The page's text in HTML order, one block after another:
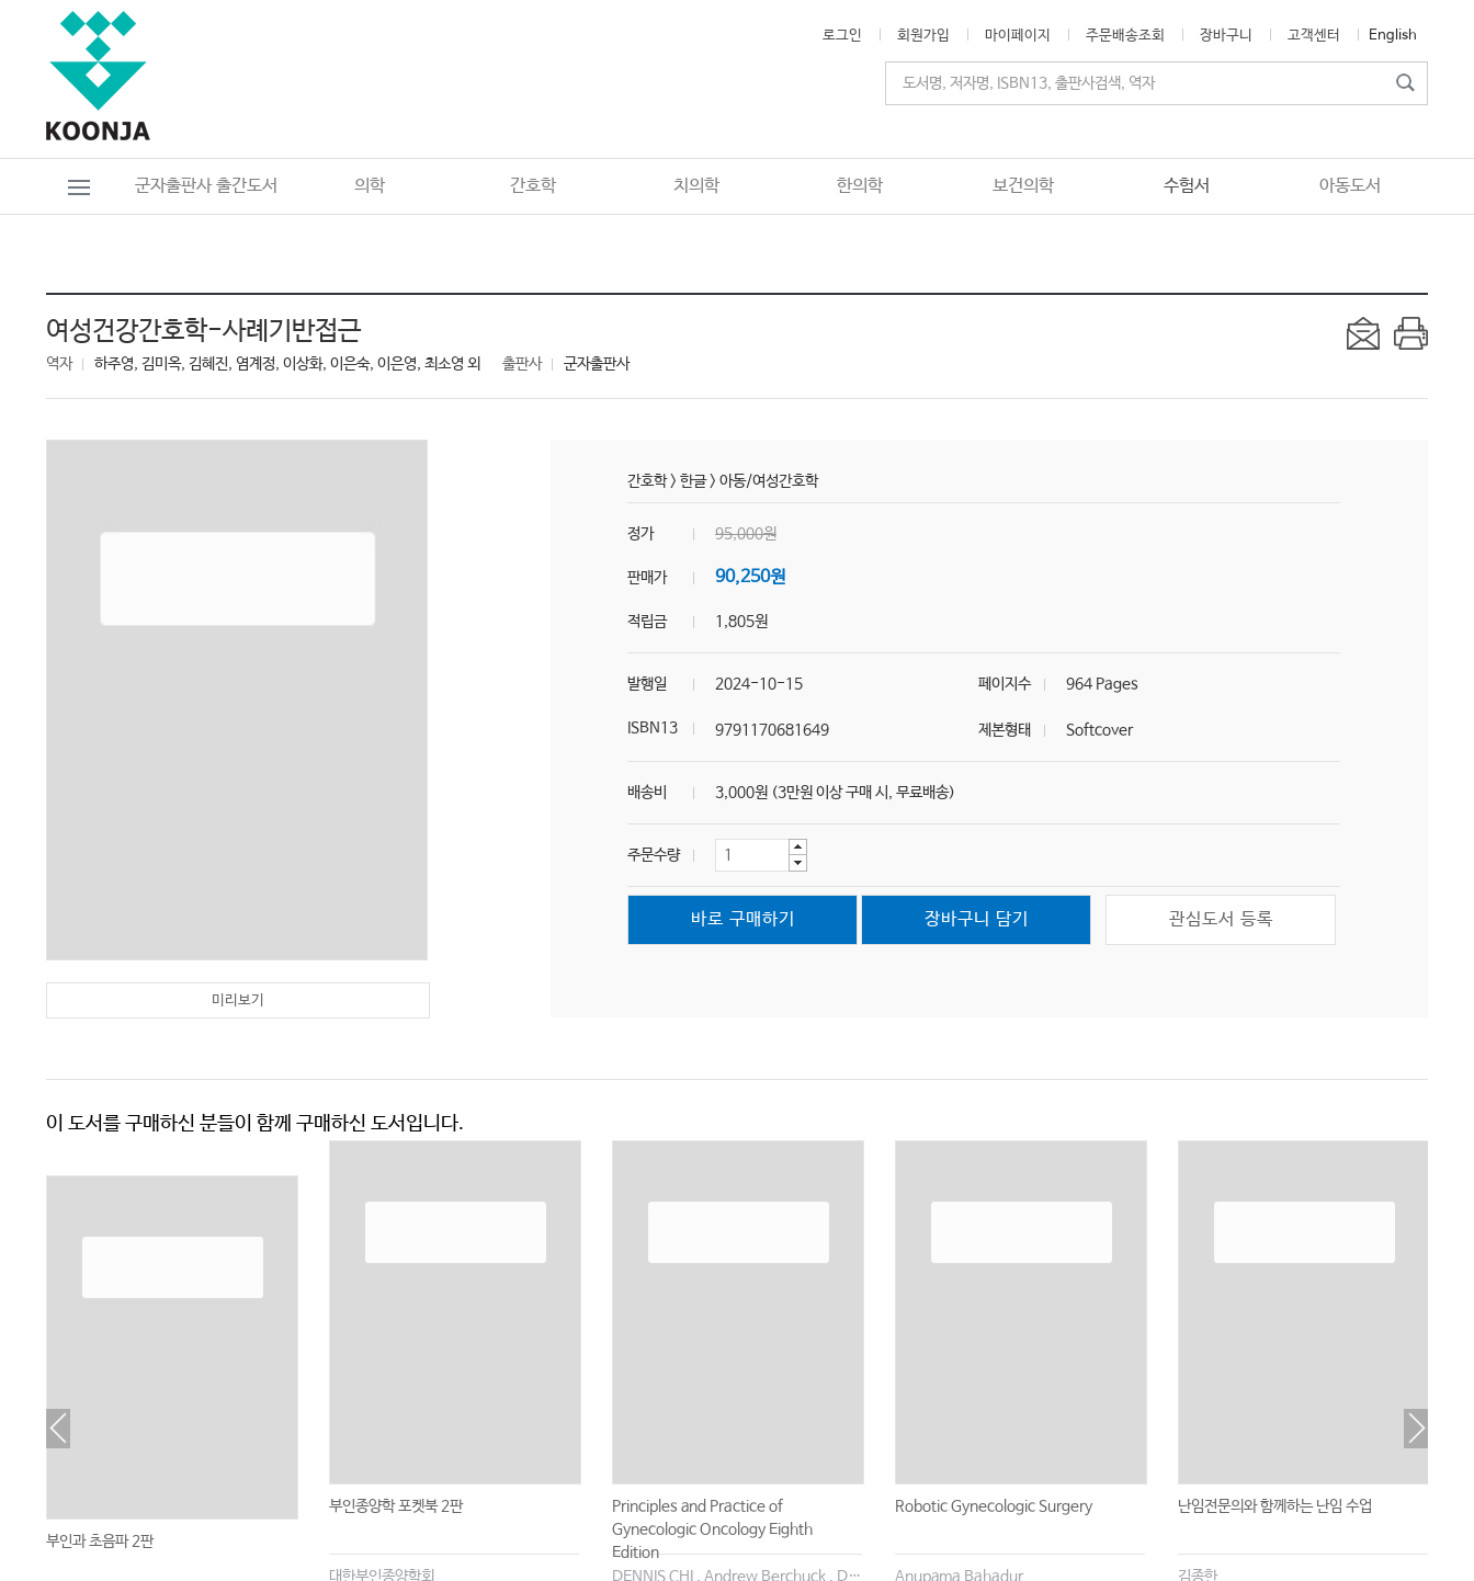
로그인 회원가입 마이페이지 주문배송조회 장바구니 고객센터 English
군자출판사 출간도서 의학 간호학 치의학 한의학 보건의학 수험서 아동도서
여성건강간호학-사례기반접근
역자 하주영, 김미옥, 김혜진, 염계정, 이상화, 이은숙, 이은영, 최소영 외 출판사 군자출판사
미리보기
간호학> 한글> 아동/여성간호학
정가 95,000원
판매가 90,250원
적립금 1,805원
발행일 2024-10-15 페이지수 964 Pages
ISBN13 9791170681649 제본형태 Softcover
배송비 3,000원 (3만원 이상 구매 시, 무료배송)
주문수량
바로 구매하기 장바구니 담기 관심도서 등록
이 도서를 구매하신 분들이 함께 구매하신 도서입니다.
부인과 초음파 2판
부인종양학 포켓북 2판
대한부인종양학회
Principles and Practice of
Gynecologic Oncology Eighth
Edition
DENNIS CHI , Andrew Berchuck , Don S. Dizon , Catheryn M. Yashar
Robotic Gynecologic Surgery
Anupama Bahadur
난임전문의와 함께하는 난임 수업
김종한